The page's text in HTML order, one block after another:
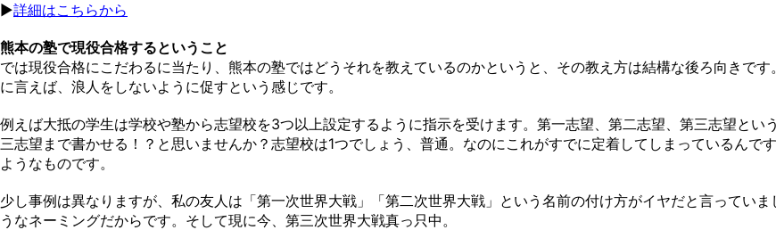
▶︎詳細はこちらから
熊本の塾で現役合格するということ
では現役合格にこだわるに当たり、熊本の塾ではどうそれを教えているのかというと、その教え方は結構な後ろ向きで
に言えば、浪人をしないように促すという感じです。
例えば大抵の学生は学校や塾から志望校を3つ以上設定するように指示を受けます。第一志望、第二志望、第三志望と
三志望まで書かせる！？と思いませんか？志望校は1つでしょう、普通。なのにこれがすでに定着してしまっているんで
ようなものです。
少し事例は異なりますが、私の友人は「第一次世界大戦」「第二次世界大戦」という名前の付け方がイヤだと言ってい
うなネーミングだからです。そして現に今、第三次世界大戦真っ只中。